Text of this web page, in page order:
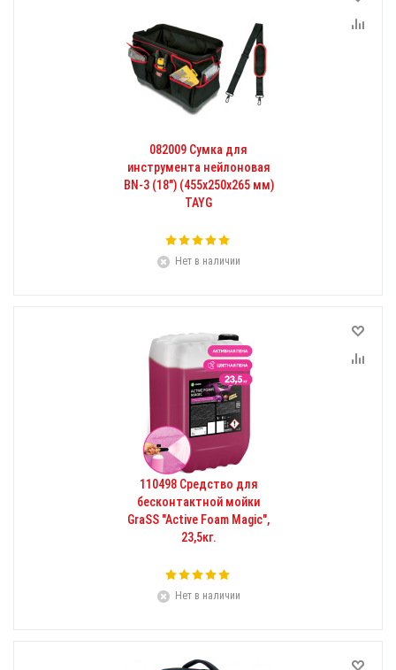
082009 Сумка для
инструмента нейлоновая
BN-3 (18") (455x250x265 мм)
TAYG
Нет в наличии
110498 Средство для
бесконтактной мойки
GraSS "Active Foam Magic",
23,5кг.
Нет в наличии